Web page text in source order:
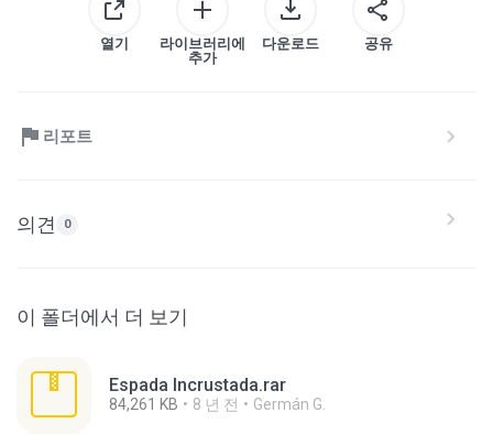
열기
라이브러리에
추가
다운로드 공유
리포트
의견 0
이 폴더에서 더 보기
Espada Incrustada.rar
84,261 KB 8 년 전 Germán G.